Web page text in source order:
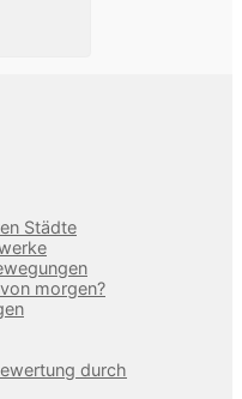
Städte
morgen?
durch